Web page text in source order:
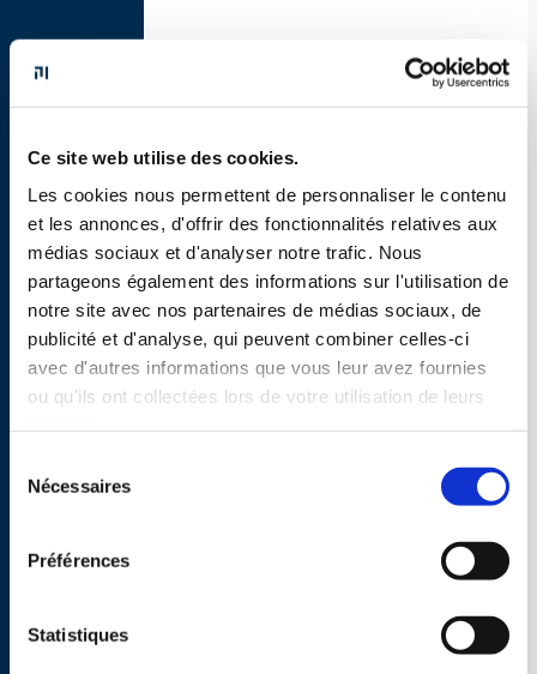
Ce site web utilise des cookies.
Les cookies nous permettent de personnaliser le contenu
et les annonces, d'offrir des fonctionnalités relatives aux
médias sociaux et d'analyser notre trafic. Nous
partageons également des informations sur l'utilisation de
notre site avec nos partenaires de médias sociaux, de
publicité et d'analyse, qui peuvent combiner celles-ci
avec d'autres informations que vous leur avez fournies
ou qu'ils ont collectées lors de votre utilisation de leurs
Nécessaires
Préférences
Statistiques
L’OC ART
Destinée à une douzaine d’élèves de M3
sélectionné-e-s pour leur goût de la matière et de
l’expérimentation, leurs compétences techniques
mais aussi leur sens de l’organisation, leur
autonomie, leur attrait pour l’échange et la
discussion, l’Option complémentaire Art s’attache
à former des personnalités dans leur globalité. A
travers la recherche de nouveaux repères,
l’exercice d’une pensée créative et analytique,
l’objectif n’est pas tant de faire des élèves des
dans l’inconnu, leur faire découvrir leurs limites
pour mieux les repousser dans un climat de